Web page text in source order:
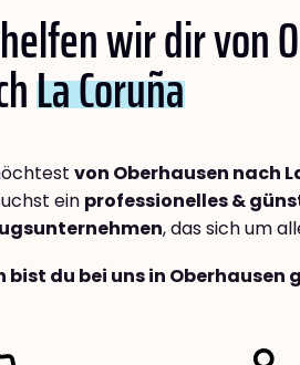
wir dir von
La Coruña
von Oberhausen nach
ein professionelles &
, das sich um
bist du bei uns in